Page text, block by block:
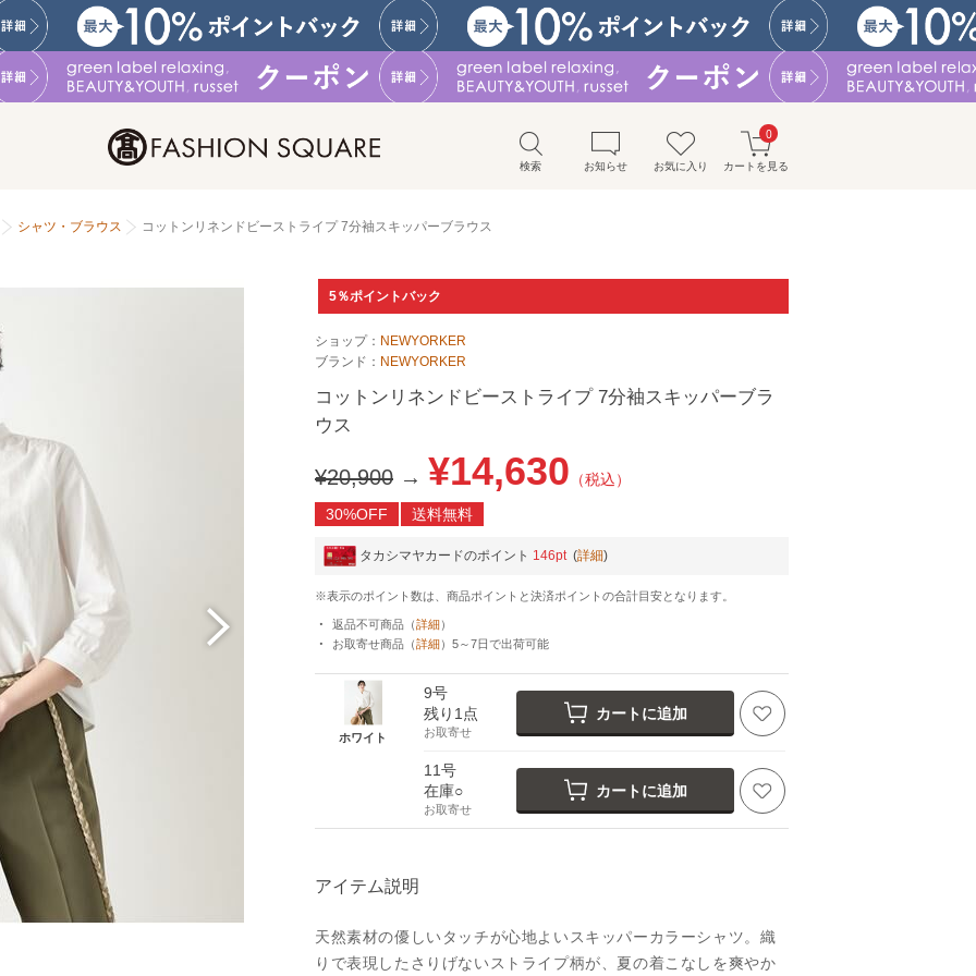
検索 お知らせ お気に入り カートを見る
0
シャツ・ブラウス コットンリネンドビーストライプ 7分袖スキッパーブラウス
5％ポイントバック
ショップ： NEWYORKER
ブランド： NEWYORKER
コットンリネンドビーストライプ 7分袖スキッパーブラ
ウス
¥20,900 → ¥14,630 （税込）
30%OFF
送料無料
タカシマヤカードのポイント 146pt (詳細)
※表示のポイント数は、商品ポイントと決済ポイントの合計目安となります。
返品不可商品 （詳細）
お取寄せ商品 （詳細） 5～7日で出荷可能
ホワイト
9号
残り1点
お取寄せ
カートに追加
11号
在庫○
お取寄せ
カートに追加
アイテム説明
天然素材の優しいタッチが心地よいスキッパーカラーシャツ。織
りで表現したさりげないストライプ柄が、夏の着こなしを爽やか